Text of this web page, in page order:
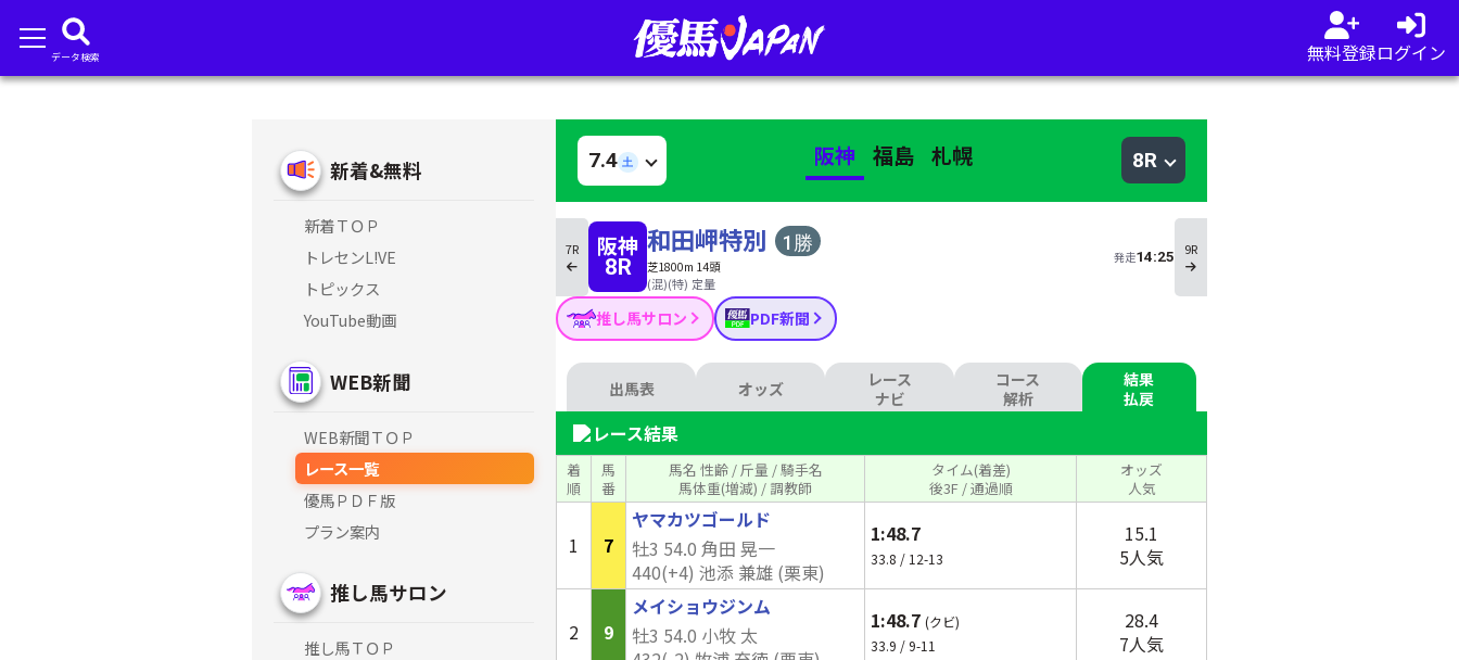
データ検索 無料登録ログイン
新着&無料
新着ＴＯＰ
トレセンL!VE
トピックス
YouTube動画
WEB新聞
WEB新聞ＴＯＰ
レース一覧
優馬ＰＤＦ版
プラン案内
推し馬サロン
推し馬ＴＯＰ
7.4 土 阪神 福島 札幌 8R
7R 阪神
8R
和田岬特別
芝1800m 14頭
(混)(特) 定量
発走14:25 9R
推し馬サロン PDF新聞
出馬表 オッズ
レース
ナビ
コース
解析
結果
払戻
レース結果
着
順
馬
番
馬名 性齢 / 斤量 / 騎手名
馬体重(増減) / 調教師
タイム(着差)
後3F / 通過順
オッズ
人気
1 7
ヤマカツゴールド
牡3 54.0 角田 晃一
440(+4) 池添 兼雄 (栗東)
1:48.7
33.8 / 12-13
15.1
5人気
2 9
メイショウジンム
牡3 54.0 小牧 太
1:48.7 (クビ)
33.9 / 9-11
28.4
7人気